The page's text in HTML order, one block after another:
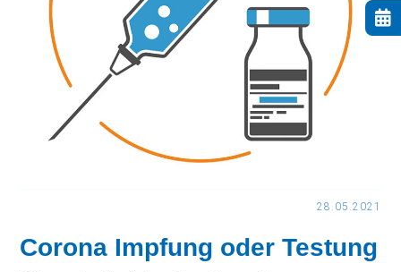
28.05.2021
Corona Impfung oder Testung